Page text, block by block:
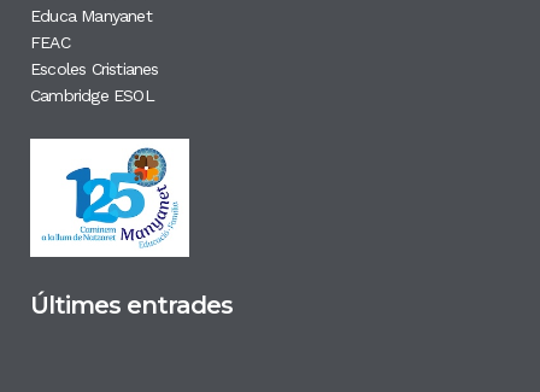
Educa Manyanet
FEAC
Escoles Cristianes
Cambridge ESOL
Últimes entrades